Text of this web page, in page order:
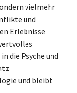
vielmehr
und
Erlebnisse
die Psyche und
und bleibt